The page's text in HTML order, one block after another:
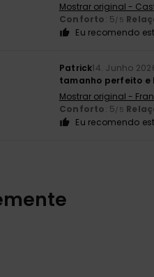
Mostrar original -
Conforto: 5/5
Eu recomendo
Patrick14. Junho
tamanho perfeito
Mostrar original -
Conforto: 5/5
Eu recomendo